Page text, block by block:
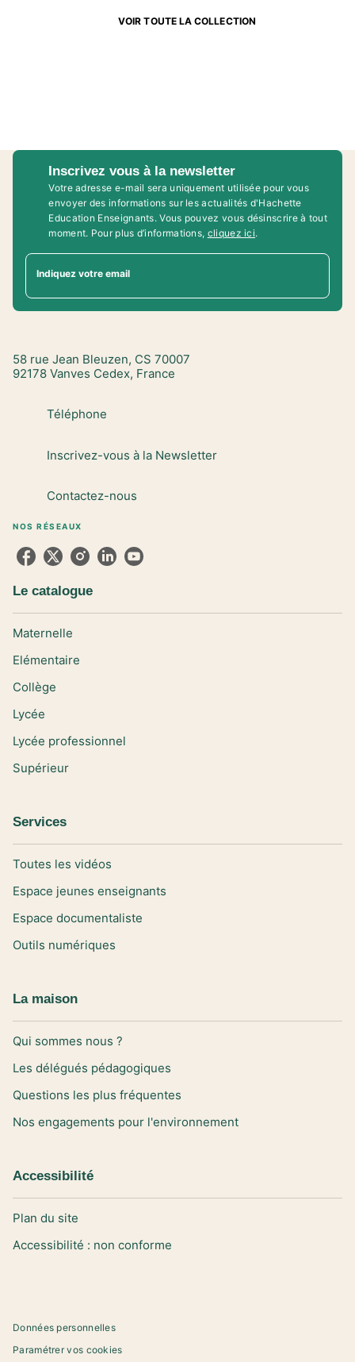
VOIR TOUTE LA COLLECTION
Inscrivez vous à la newsletter
Votre adresse e-mail sera uniquement utilisée pour vous
envoyer des informations sur les actualités d'Hachette
Education Enseignants. Vous pouvez vous désinscrire à tout
moment. Pour plus d’informations, cliquez ici.
Indiquez votre email
58 rue Jean Bleuzen, CS 70007
92178 Vanves Cedex, France
Téléphone
Inscrivez-vous à la Newsletter
Contactez-nous
NOS RÉSEAUX
Le catalogue
Maternelle
Elémentaire
Collège
Lycée
Lycée professionnel
Supérieur
Services
Toutes les vidéos
Espace jeunes enseignants
Espace documentaliste
Outils numériques
La maison
Qui sommes nous ?
Les délégués pédagogiques
Questions les plus fréquentes
Nos engagements pour l'environnement
Accessibilité
Plan du site
Accessibilité : non conforme
Données personnelles
Paramétrer vos cookies